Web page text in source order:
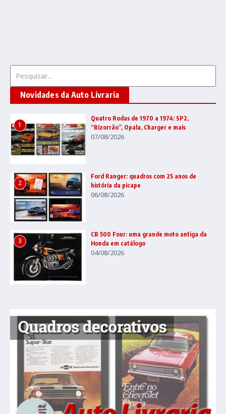
Novidades da Auto Livraria
1
Quatro Rodas de 1970 a 1974: SP2,
“Bizorrão”, Opala, Charger e mais
07/08/2026
2
Ford Ranger: quadros com 25 anos de
história da picape
06/08/2026
3
CB 500 Four: uma grande moto antiga da
Honda em catálogo
04/08/2026